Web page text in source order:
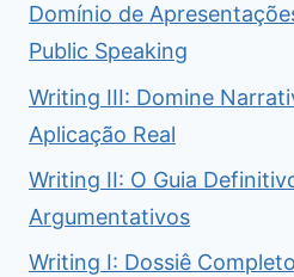
Domínio de
Public Speaking
Writing III: Domine
Aplicação Real
Writing II: O Guia
Argumentativos
Writing I: Dossiê